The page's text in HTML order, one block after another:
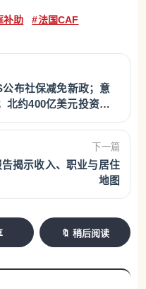
二
实际到账时间会根据
能需要最多3个工作
助，首先应登录 caf.fr
机应用，查看个人账
以及是否有待处理的
庭情况或工作情况发生
银行处理时间较长，
补助 #法国CAF
布社保减免新政；意
北约400亿美元投资无
下一篇
揭示收入、职业与居住
地图
🔖 稍后阅读